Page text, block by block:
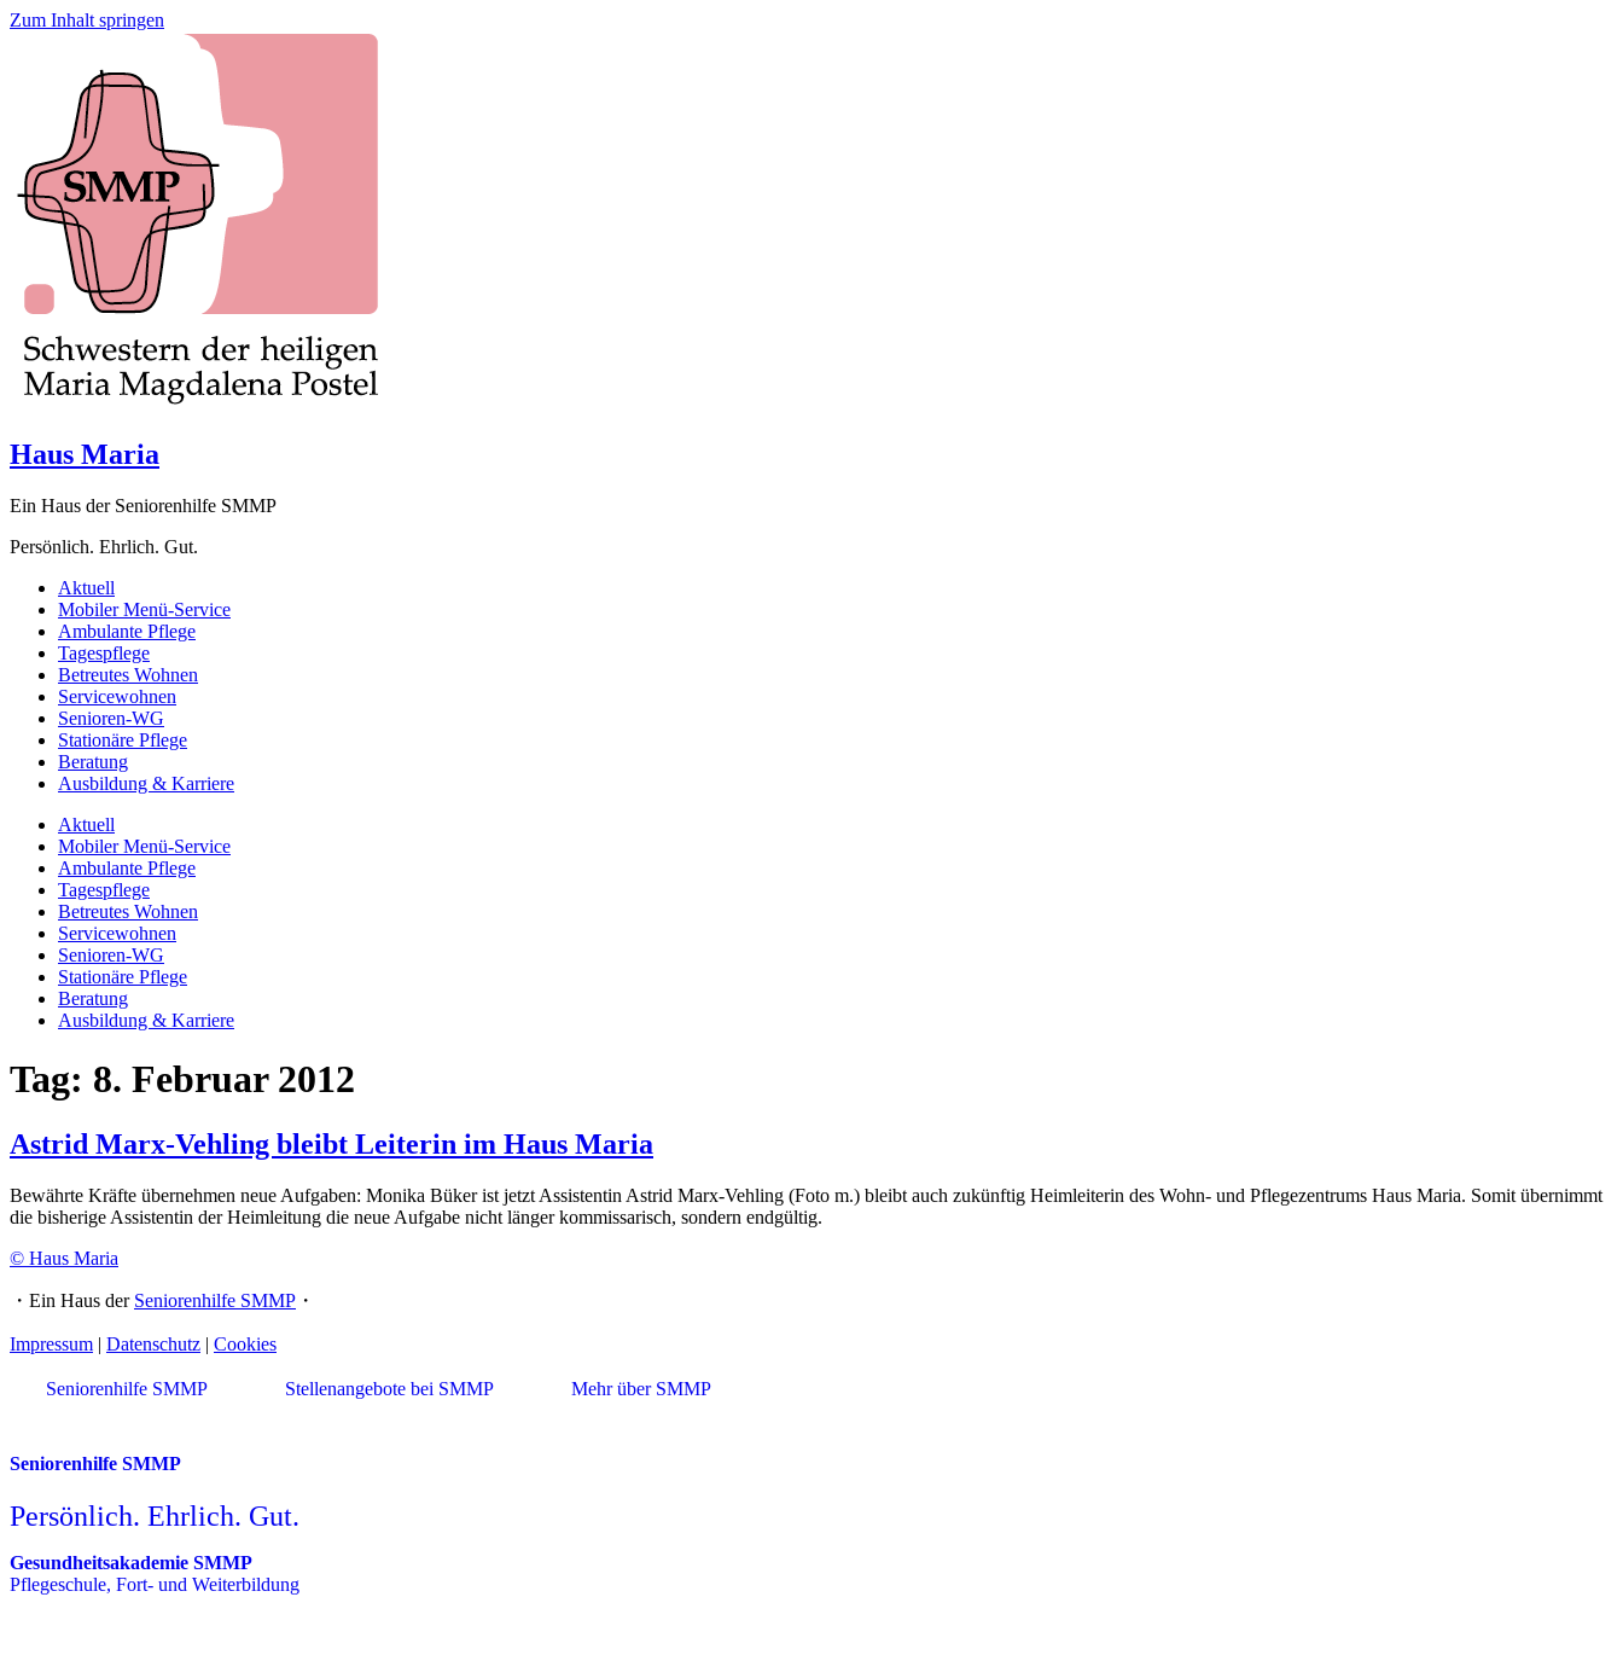
Zum Inhalt springen
Haus Maria
Ein Haus der Seniorenhilfe SMMP
Persönlich. Ehrlich. Gut.
Aktuell
Mobiler Menü-Service
Ambulante Pflege
Tagespflege
Betreutes Wohnen
Servicewohnen
Senioren-WG
Stationäre Pflege
Beratung
Ausbildung & Karriere
Aktuell
Mobiler Menü-Service
Ambulante Pflege
Tagespflege
Betreutes Wohnen
Servicewohnen
Senioren-WG
Stationäre Pflege
Beratung
Ausbildung & Karriere
Tag: 8. Februar 2012
Astrid Marx-Vehling bleibt Leiterin im Haus Maria
Bewährte Kräfte übernehmen neue Aufgaben: Monika Büker ist jetzt Assistentin Astrid Marx-Vehling (Foto m.) bleibt auch zukünftig Heimleiterin des Wohn- und Pflegezentrums Haus Maria. Somit übernimmt
die bisherige Assistentin der Heimleitung die neue Aufgabe nicht länger kommissarisch, sondern endgültig.
© Haus Maria
・Ein Haus der Seniorenhilfe SMMP ・
Impressum | Datenschutz | Cookies
Seniorenhilfe SMMP Stellenangebote bei SMMP Mehr über SMMP
Seniorenhilfe SMMP
Persönlich. Ehrlich. Gut.
Gesundheitsakademie SMMP
Pflegeschule, Fort- und Weiterbildung